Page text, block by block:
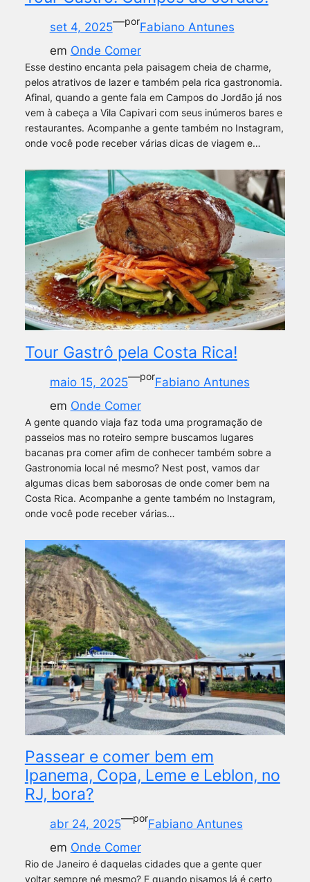
set 4, 2025—porFabiano Antunes
em Onde Comer
Esse destino encanta pela paisagem cheia de charme,
pelos atrativos de lazer e também pela rica gastronomia.
Afinal, quando a gente fala em Campos do Jordão já nos
vem à cabeça a Vila Capivari com seus inúmeros bares e
restaurantes. Acompanhe a gente também no Instagram,
onde você pode receber várias dicas de viagem e…
Tour Gastrô pela Costa Rica!
maio 15, 2025—porFabiano Antunes
em Onde Comer
A gente quando viaja faz toda uma programação de
passeios mas no roteiro sempre buscamos lugares
bacanas pra comer afim de conhecer também sobre a
Gastronomia local né mesmo? Nest post, vamos dar
algumas dicas bem saborosas de onde comer bem na
Costa Rica. Acompanhe a gente também no Instagram,
onde você pode receber várias…
Passear e comer bem em
Ipanema, Copa, Leme e Leblon, no
RJ, bora?
abr 24, 2025—porFabiano Antunes
em Onde Comer
Rio de Janeiro é daquelas cidades que a gente quer
voltar sempre né mesmo? E quando pisamos lá é certo